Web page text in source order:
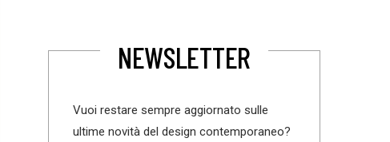
NEWSLETTER
Vuoi restare sempre aggiornato sulle
ultime novità del design contemporaneo?